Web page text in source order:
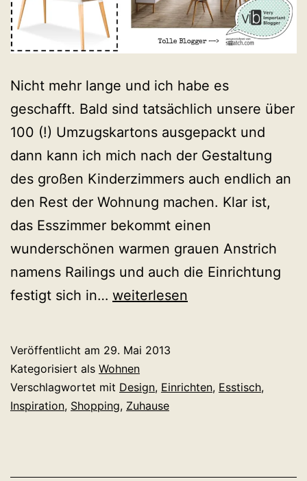
Nicht mehr lange und ich habe es
geschafft. Bald sind tatsächlich unsere über
100 (!) Umzugskartons ausgepackt und
dann kann ich mich nach der Gestaltung
des großen Kinderzimmers auch endlich an
den Rest der Wohnung machen. Klar ist,
das Esszimmer bekommt einen
wunderschönen warmen grauen Anstrich
namens Railings und auch die Einrichtung
festigt sich in… Online
shoppen:
Neuentdeckung!
weiterlesen
Veröffentlicht am 29. Mai 2013
Kategorisiert als Wohnen
Verschlagwortet mit Design, Einrichten, Esstisch,
Inspiration, Shopping, Zuhause